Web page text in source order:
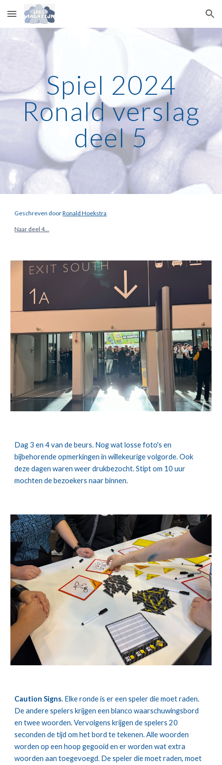
Skip to main content Skip to navigation
Spiel 2024
Ronald verslag
deel 5
Geschreven doorRonald Hoekstra
Naar deel 4...
Dag 3 en 4 van de beurs. Nog wat losse foto's en
bijbehorende opmerkingen in willekeurige volgorde. Ook
deze dagen waren weer drukbezocht. Stipt om 10 uur
mochten de bezoekers naar binnen.
Caution Signs. Elke ronde is er een speler die moet raden.
De andere spelers krijgen een blanco waarschuwingsbord
en twee woorden. Vervolgens krijgen de spelers 20
seconden de tijd om het bord te tekenen. Alle woorden
worden op een hoop gegooid en er worden wat extra
woorden aan toegevoegd. De speler die moet raden, moet